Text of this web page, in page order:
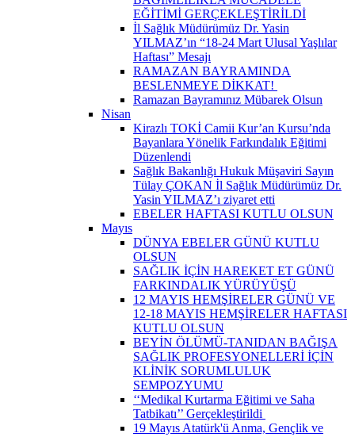
EĞİTİMİ GERÇEKLEŞTİRİLDİ
İl Sağlık Müdürümüz Dr. Yasin
YILMAZ’ın “18-24 Mart Ulusal Yaşlılar
Haftası” Mesajı
RAMAZAN BAYRAMINDA
BESLENMEYE DİKKAT! ​
Ramazan Bayramınız Mübarek Olsun
Nisan
Kirazlı TOKİ Camii Kur’an Kursu’nda
Bayanlara Yönelik Farkındalık Eğitimi
Düzenlendi
Sağlık Bakanlığı Hukuk Müşaviri Sayın
Tülay ÇOKAN İl Sağlık Müdürümüz Dr.
Yasin YILMAZ’ı ziyaret etti
EBELER HAFTASI KUTLU OLSUN
Mayıs
DÜNYA EBELER GÜNÜ KUTLU
OLSUN
SAĞLIK İÇİN HAREKET ET GÜNÜ
FARKINDALIK YÜRÜYÜŞÜ
12 MAYIS HEMŞİRELER GÜNÜ VE
12-18 MAYIS HEMŞİRELER HAFTASI
KUTLU OLSUN
BEYİN ÖLÜMÜ-TANIDAN BAĞIŞA
SAĞLIK PROFESYONELLERİ İÇİN
KLİNİK SORUMLULUK
SEMPOZYUMU
‘‘Medikal Kurtarma Eğitimi ve Saha
Tatbikatı’’ Gerçekleştirildi ​
19 Mayıs Atatürk'ü Anma, Gençlik ve